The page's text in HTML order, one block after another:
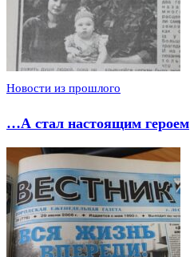
Новости из прошлого
…А стал настоящим героем